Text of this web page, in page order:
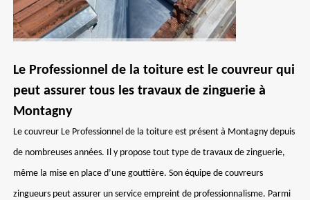
Le Professionnel de la toiture est le couvreur qui
peut assurer tous les travaux de zinguerie à
Montagny
Le couvreur Le Professionnel de la toiture est présent à Montagny depuis
de nombreuses années. Il y propose tout type de travaux de zinguerie,
même la mise en place d’une gouttière. Son équipe de couvreurs
zingueurs peut assurer un service empreint de professionnalisme. Parmi